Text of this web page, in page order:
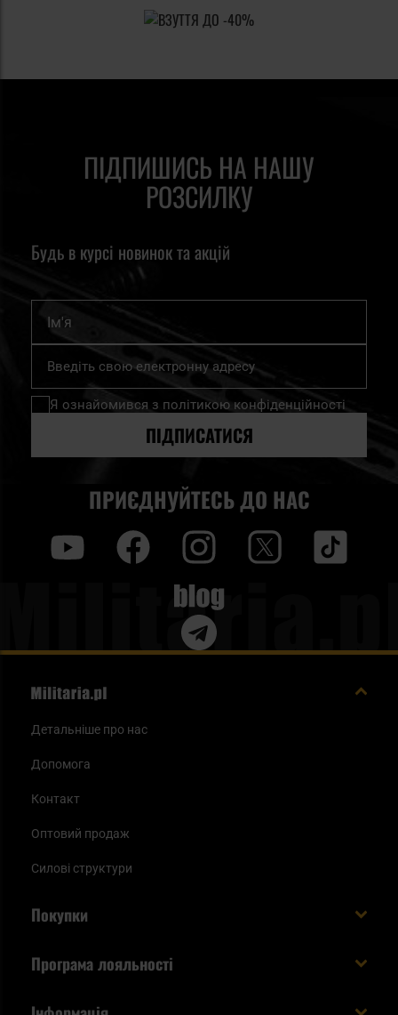
ПІДПИШИСЬ НА НАШУ
РОЗСИЛКУ
Будь в курсі новинок та акцій
Підпишіться
нашу
розсилку
Я ознайомився з політикою конфіденційності
ПІДПИСАТИСЯ
ПРИЄДНУЙТЕСЬ ДО НАС
Blog
Детальніше про нас
Допомога
Контакт
Оптовий продаж
Силові структури
Покупки
Програма лояльності